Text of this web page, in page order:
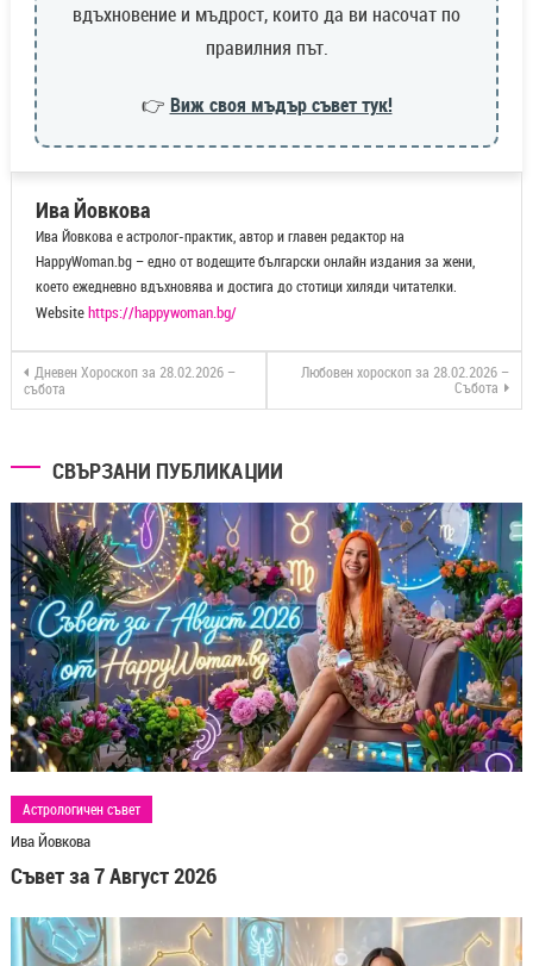
вдъхновение и мъдрост, които да ви насочат по
правилния път.
👉 Виж своя мъдър съвет тук!
Ива Йовкова
Ива Йовкова е астролог-практик, автор и главен редактор на
HappyWoman.bg – едно от водещите български онлайн издания за жени,
което ежедневно вдъхновява и достига до стотици хиляди читателки.
Websitehttps://happywoman.bg/
Дневен Хороскоп за 28.02.2026 –
събота
Любовен хороскоп за 28.02.2026 –
Събота
СВЪРЗАНИ ПУБЛИКАЦИИ
Астрологичен съвет
Ива Йовкова
Съвет за 7 Август 2026